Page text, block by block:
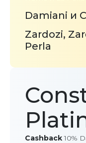
Damiani и
Zardozi,
Perla
Cashback10%